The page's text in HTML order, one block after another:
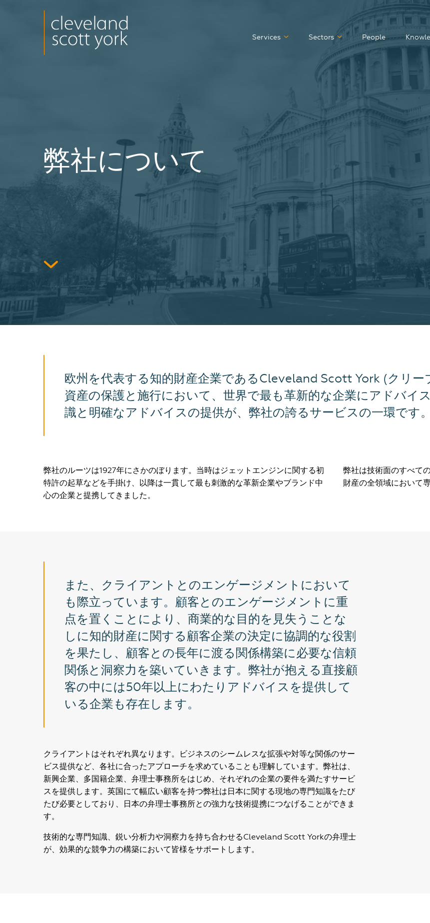
Services Sectors People
弊社について
欧州を代表する知的財産企業であるCleveland Scott York (クリ
資産の保護と施行において、世界で最も革新的な企業にアドバイ
識と明確なアドバイスの提供が、弊社の誇るサービスの一環です。
弊社のルーツは1927年にさかのぼります。当時はジェットエンジンに関する初
特許の起草などを手掛け、以降は一貫して最も刺激的な革新企業やブランド中
心の企業と提携してきました。
弊社は技術面のすべて
財産の全領域において
また、クライアントとのエンゲージメントにおいて
も際立っています。顧客とのエンゲージメントに重
点を置くことにより、商業的な目的を見失うことな
しに知的財産に関する顧客企業の決定に協調的な役割
を果たし、顧客との長年に渡る関係構築に必要な信頼
関係と洞察力を築いていきます。弊社が抱える直接顧
客の中には50年以上にわたりアドバイスを提供して
いる企業も存在します。
クライアントはそれぞれ異なります。ビジネスのシームレスな拡張や対等な関係のサー
ビス提供など、各社に合ったアプローチを求めていることも理解しています。弊社は、
新興企業、多国籍企業、弁理士事務所をはじめ、それぞれの企業の要件を満たすサービ
スを提供します。英国にて幅広い顧客を持つ弊社は日本に関する現地の専門知識をたび
たび必要としており、日本の弁理士事務所との強力な技術提携につなげることができま
す。
技術的な専門知識、鋭い分析力や洞察力を持ち合わせるCleveland Scott Yorkの弁理士
が、効果的な競争力の構築において皆様をサポートします。